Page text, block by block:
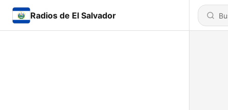
Radios de El Salvador